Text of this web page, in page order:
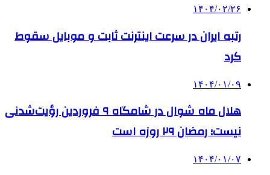
۱۴۰۴/۰۲/۲۶
رتبه ایران در سرعت اینترنت ثابت و موبایل سقوط
کرد
۱۴۰۴/۰۱/۰۹
هلال ماه شوال در شامگاه ۹ فروردین رؤیت‌شدنی
نیست؛ رمضان ۲۹ روزه است
۱۴۰۴/۰۱/۰۷